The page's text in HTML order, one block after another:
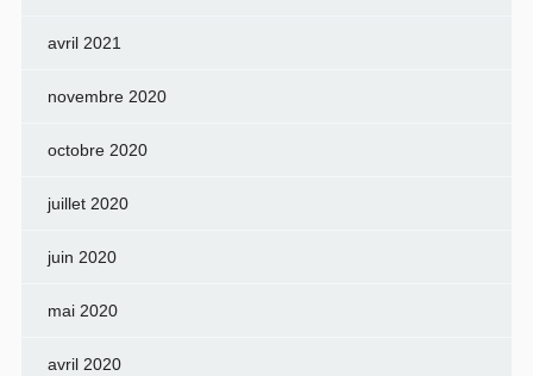
avril 2021
novembre 2020
octobre 2020
juillet 2020
juin 2020
mai 2020
avril 2020